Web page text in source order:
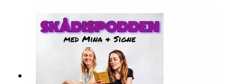
frilansar? Vi delar som vanligt med oss av
erfarenheter, strategier och tips. Dessutom har vi
för första gången någonsin ett samarbete med
två magiska fotografer - lyssna för fantastiska
erbjudanden!